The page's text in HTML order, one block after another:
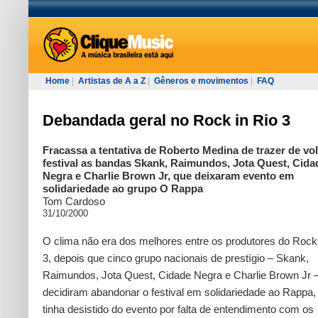
Home Artistas de A a Z Gêneros e movimentos FAQ
Debandada geral no Rock in Rio 3
Fracassa a tentativa de Roberto Medina de trazer de
festival as bandas Skank, Raimundos, Jota Quest,
Negra e Charlie Brown Jr, que deixaram evento em
solidariedade ao grupo O Rappa
Tom Cardoso
31/10/2000
O clima não era dos melhores entre os produtores do
3, depois que cinco grupo nacionais de prestígio – Skank,
Raimundos, Jota Quest, Cidade Negra e Charlie Brown Jr
decidiram abandonar o festival em solidariedade ao Rappa,
tinha desistido do evento por falta de entendimento com os